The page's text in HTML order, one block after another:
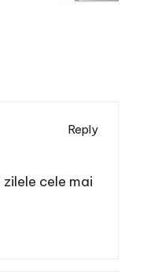
Reply
cele mai